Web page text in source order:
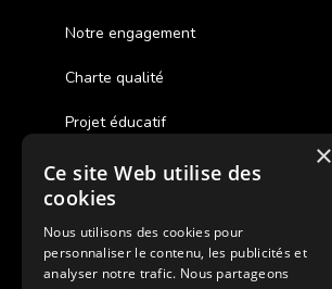
Notre engagement
Charte qualité
Projet éducatif
Des colonies de vacances inclusives
Assurances annulations
Aides financières pour partir en colonie
×
Ce site Web utilise des
cookies
Nous utilisons des cookies pour
personnaliser le contenu, les publicités et
analyser notre trafic. Nous partageons